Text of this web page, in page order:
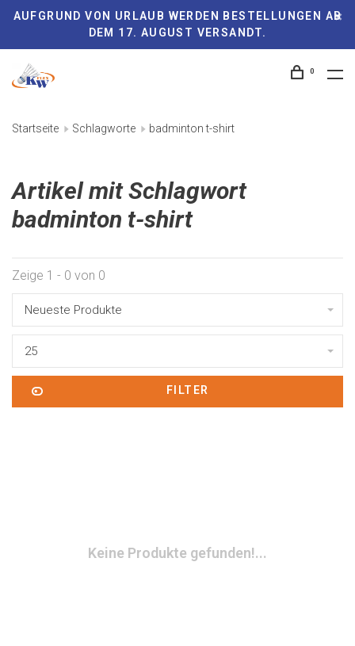
AUFGRUND VON URLAUB WERDEN BESTELLUNGEN AB
DEM 17. AUGUST VERSANDT.
0
Startseite Schlagworte badminton t-shirt
Artikel mit Schlagwort
badminton t-shirt
Zeige 1 - 0 von 0
Neueste Produkte
25
FILTER
Keine Produkte gefunden!...